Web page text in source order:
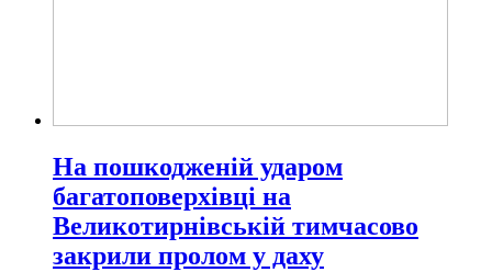
На пошкодженій ударом
багатоповерхівці на
Великотирнівській тимчасово
закрили пролом у даху